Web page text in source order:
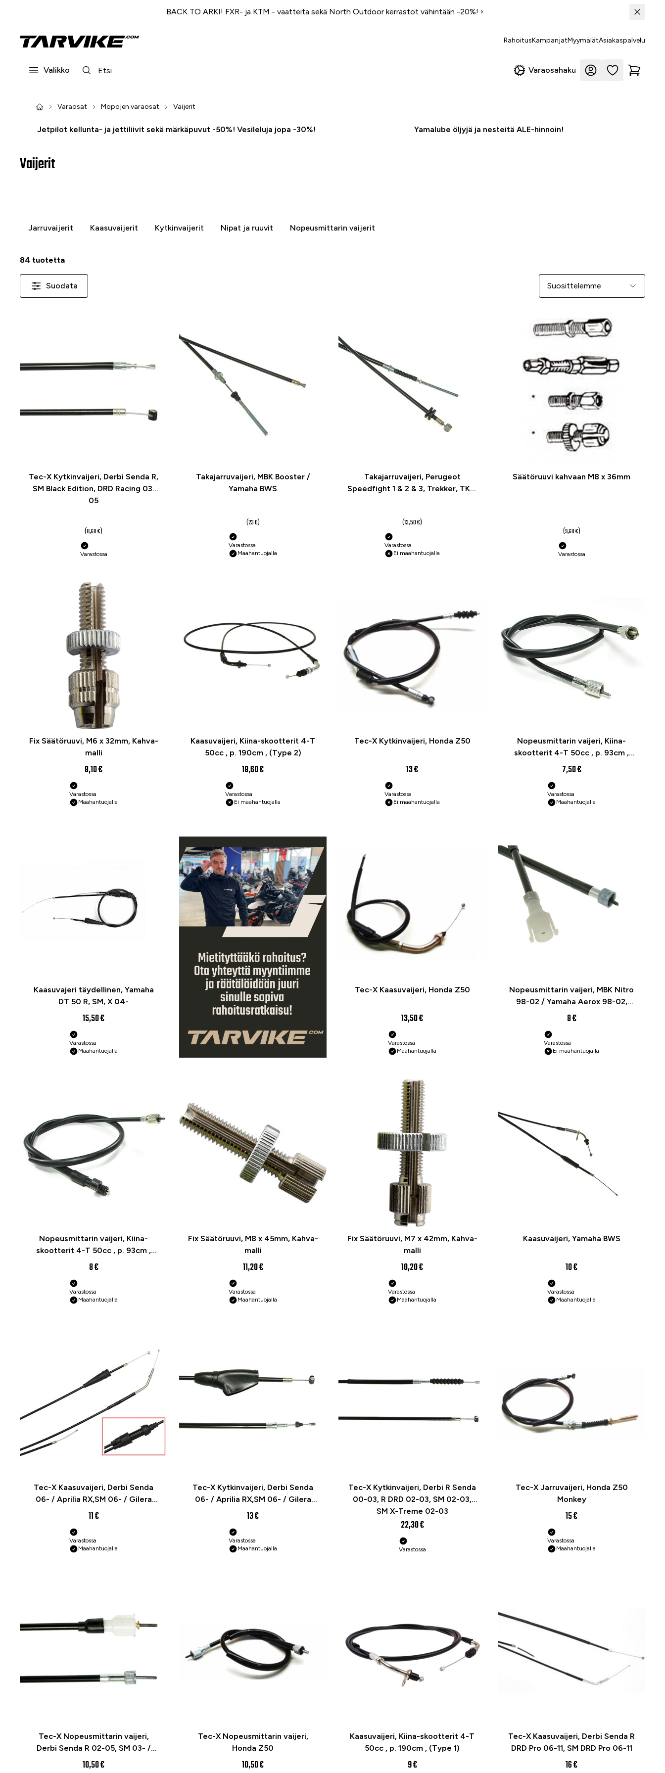
BACK TO ARKI! FXR- ja KTM - vaatteita sekä North Outdoor kerrastot vähintään -20%! ›
RahoitusKampanjatMyymälätAsiakaspalvelu
Valikko Varaosahaku
Varaosat Mopojen varaosat Vaijerit
Jetpilot kellunta- ja jettiliivit sekä märkäpuvut -50%! Vesileluja jopa -30%! Yamalube öljyjä ja nesteitä ALE-hinnoin!
Vaijerit
Jarruvaijerit Kaasuvaijerit Kytkinvaijerit Nipat ja ruuvit Nopeusmittarin vaijerit
84 tuotetta
Suodata Järjestä
Tec-X Kytkinvaijeri, Derbi Senda R,
SM Black Edition, DRD Racing 03,
05
(11,60 €)
Varastossa
Takajarruvaijeri, MBK Booster /
Yamaha BWS
(23 €)
Varastossa
Maahantuojalla
Takajarruvaijeri, Perugeot
Speedfight 1 & 2 & 3, Trekker, TKR,
(13,50 €)
Varastossa
Ei maahantuojalla
Säätöruuvi kahvaan M8 x 36mm
(9,60 €)
Varastossa
Fix Säätöruuvi, M6 x 32mm, Kahva-
malli
8,10 €
Varastossa
Maahantuojalla
Kaasuvaijeri, Kiina-skootterit 4-T
50cc , p. 190cm , (Type 2)
18,60 €
Varastossa
Ei maahantuojalla
Tec-X Kytkinvaijeri, Honda Z50
13 €
Varastossa
Ei maahantuojalla
Nopeusmittarin vaijeri, Kiina-
skootterit 4-T 50cc , p. 93cm ,
(Type B)
7,50 €
Varastossa
Maahantuojalla
Kaasuvajeri täydellinen, Yamaha
DT 50 R, SM, X 04-
15,50 €
Varastossa
Maahantuojalla
Tec-X Kaasuvaijeri, Honda Z50
13,50 €
Varastossa
Maahantuojalla
Nopeusmittarin vaijeri, MBK Nitro
98-02 / Yamaha Aerox 98-02,
Neos 97-03
8 €
Varastossa
Ei maahantuojalla
Nopeusmittarin vaijeri, Kiina-
skootterit 4-T 50cc , p. 93cm ,
(Type C)
8 €
Varastossa
Maahantuojalla
Fix Säätöruuvi, M8 x 45mm, Kahva-
malli
11,20 €
Varastossa
Maahantuojalla
Fix Säätöruuvi, M7 x 42mm, Kahva-
malli
10,20 €
Varastossa
Maahantuojalla
Kaasuvaijeri, Yamaha BWS
10 €
Varastossa
Maahantuojalla
Tec-X Kaasuvaijeri, Derbi Senda
06- / Aprilia RX,SM 06- / Gilera
RCR,SMT 06-
11 €
Varastossa
Maahantuojalla
Tec-X Kytkinvaijeri, Derbi Senda
06- / Aprilia RX,SM 06- / Gilera
RCR,SMT 06-
13 €
Varastossa
Maahantuojalla
Tec-X Kytkinvaijeri, Derbi R Senda
00-03, R DRD 02-03, SM 02-03,
SM X-Treme 02-03
22,30 €
Varastossa
Tec-X Jarruvaijeri, Honda Z50
Monkey
15 €
Varastossa
Maahantuojalla
Tec-X Nopeusmittarin vaijeri,
Derbi Senda R 02-05, SM 03- /
Gilera SMT 03-10
10,50 €
Tec-X Nopeusmittarin vaijeri,
Honda Z50
10,50 €
Kaasuvaijeri, Kiina-skootterit 4-T
50cc , p. 190cm , (Type 1)
9 €
Tec-X Kaasuvaijeri, Derbi Senda R
DRD Pro 06-11, SM DRD Pro 06-11
16 €